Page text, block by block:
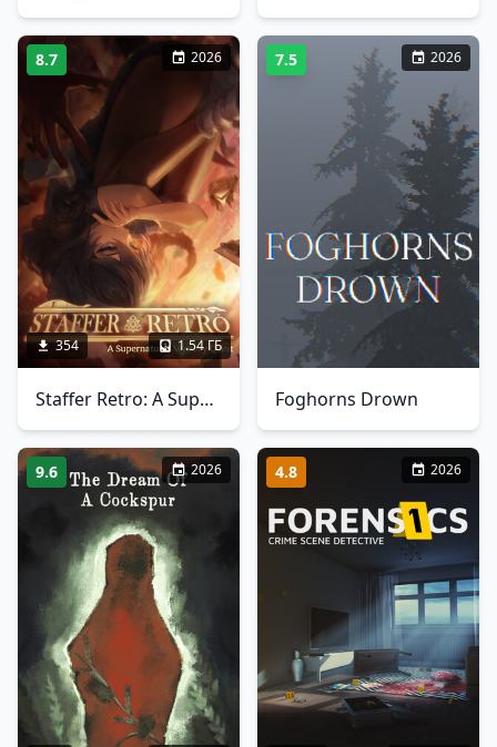
8.7 2026
354 1.54 ГБ
Staffer Retro: A Supernatural Mystery Quest
7.5 2026
Foghorns Drown
9.6 2026 4.8 2026